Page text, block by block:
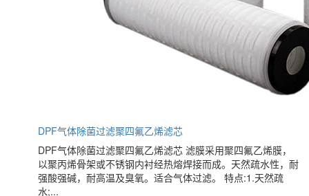
DPF气体除菌过滤聚四氟乙烯滤芯
DPF气体除菌过滤聚四氟乙烯滤芯 滤膜采用聚四氟乙烯膜，
以聚丙烯骨架或不锈钢内衬经热熔焊接而成。天然疏水性，耐
强酸强碱，耐高温及臭氧。适合气体过滤。 特点:1.天然疏
水;...